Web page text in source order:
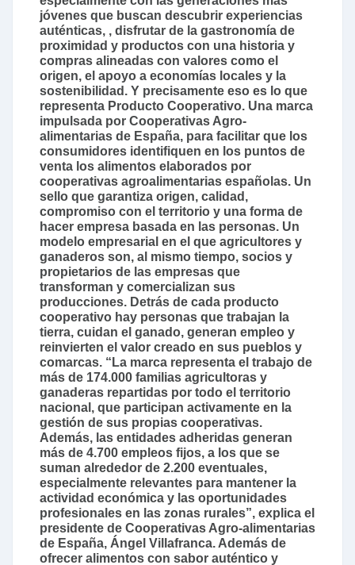
jóvenes que buscan descubrir experiencias
auténticas, , disfrutar de la gastronomía de
proximidad y productos con una historia y
compras alineadas con valores como el
origen, el apoyo a economías locales y la
sostenibilidad. Y precisamente eso es lo que
representa Producto Cooperativo. Una marca
impulsada por Cooperativas Agro-
alimentarias de España, para facilitar que los
consumidores identifiquen en los puntos de
venta los alimentos elaborados por
cooperativas agroalimentarias españolas. Un
sello que garantiza origen, calidad,
compromiso con el territorio y una forma de
hacer empresa basada en las personas. Un
modelo empresarial en el que agricultores y
ganaderos son, al mismo tiempo, socios y
propietarios de las empresas que
transforman y comercializan sus
producciones. Detrás de cada producto
cooperativo hay personas que trabajan la
tierra, cuidan el ganado, generan empleo y
reinvierten el valor creado en sus pueblos y
comarcas. “La marca representa el trabajo de
más de 174.000 familias agricultoras y
ganaderas repartidas por todo el territorio
nacional, que participan activamente en la
gestión de sus propias cooperativas.
Además, las entidades adheridas generan
más de 4.700 empleos fijos, a los que se
suman alrededor de 2.200 eventuales,
especialmente relevantes para mantener la
actividad económica y las oportunidades
profesionales en las zonas rurales”, explica el
presidente de Cooperativas Agro-alimentarias
de España, Ángel Villafranca. Además de
ofrecer alimentos con sabor auténtico y